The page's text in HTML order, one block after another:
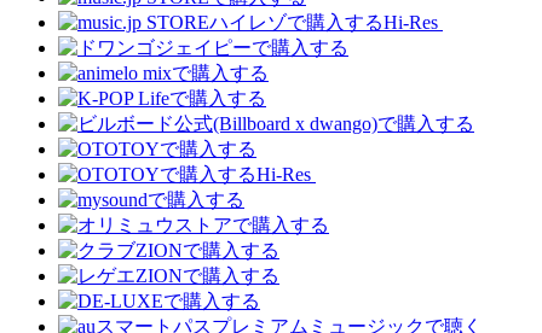
Hi-Res
Hi-Res